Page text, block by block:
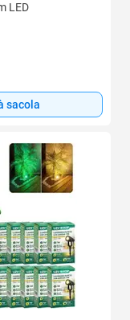
LED
sacola